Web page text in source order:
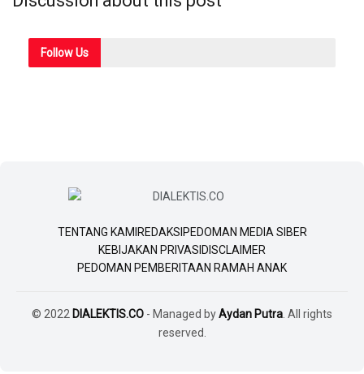
FollowUs
TENTANG KAMI REDAKSI PEDOMAN MEDIA SIBER
KEBIJAKAN PRIVASI DISCLAIMER
PEDOMAN PEMBERITAAN RAMAH ANAK
© 2022 DIALEKTIS.CO - Managed byAydan Putra . All rights
reserved.